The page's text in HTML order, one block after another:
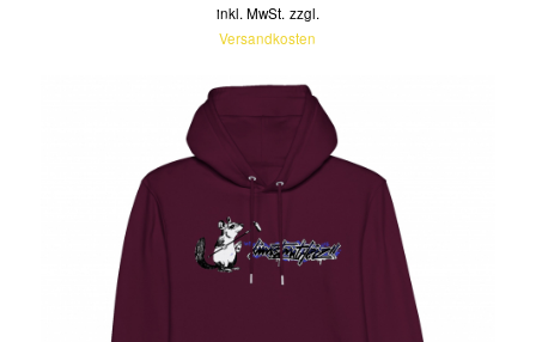
inkl. MwSt. zzgl.
Versandkosten